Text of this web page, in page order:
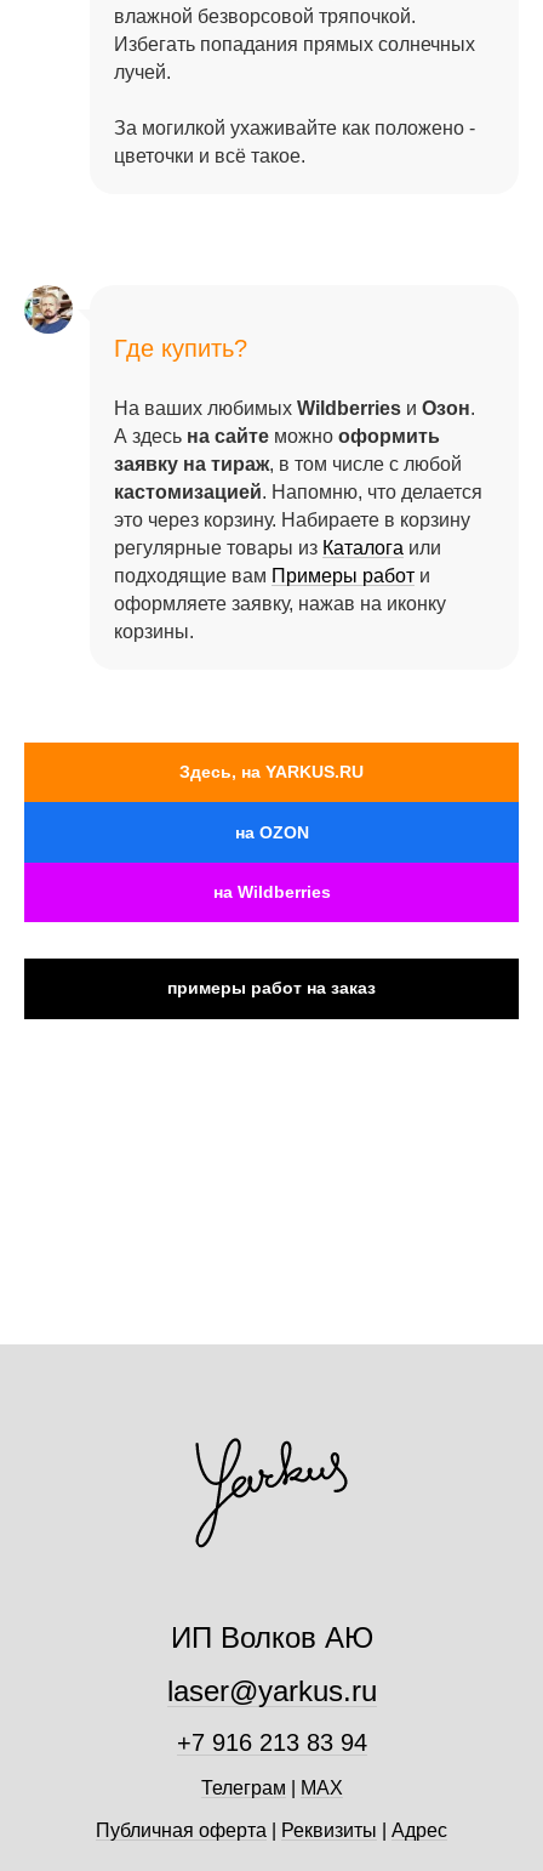
влажной безворсовой тряпочкой.
Избегать попадания прямых солнечных
лучей.
За могилкой ухаживайте как положено -
цветочки и всё такое.
Где купить?
На ваших любимых Wildberries и Озон.
А здесь на сайте можно оформить
заявку на тираж, в том числе с любой
кастомизацией. Напомню, что делается
это через корзину. Набираете в корзину
регулярные товары из Каталога или
подходящие вам Примеры работ и
оформляете заявку, нажав на иконку
корзины.
Здесь, на YARKUS.RU
на OZON
на Wildberries
примеры работ на заказ
ИП Волков АЮ
laser@yarkus.ru
+7 916 213 83 94
Телеграм MAX
Публичная оферта Реквизиты Адрес